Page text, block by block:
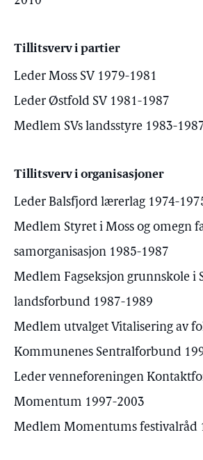
Tillitsverv i partier
Leder Moss SV 1979-1981
Leder Østfold SV 1981-1987
Medlem SVs landsstyre 1983-
Tillitsverv i organisasjoner
Leder Balsfjord lærerlag 1974-
Medlem Styret i Moss og omegn
samorganisasjon 1985-1987
Medlem Fagseksjon grunnskole i
landsforbund 1987-1989
Medlem utvalget Vitalisering av
Kommunenes Sentralforbund
Leder venneforeningen
Momentum 1997-2003
Medlem Momentums festivalråd